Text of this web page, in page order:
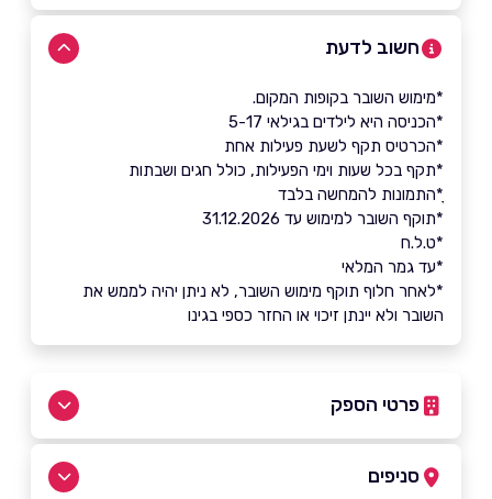
חשוב לדעת
*מימוש השובר בקופות המקום.
*הכניסה היא לילדים בגילאי 5-17
*הכרטיס תקף לשעת פעילות אחת
*תקף בכל שעות וימי הפעילות, כולל חגים ושבתות
ָ*התמונות להמחשה בלבד
*תוקף השובר למימוש עד 31.12.2026
*ט.ל.ח
*עד גמר המלאי
*לאחר חלוף תוקף מימוש השובר, לא ניתן יהיה לממש את
השובר ולא יינתן זיכוי או החזר כספי בגינו
פרטי הספק
סניפים